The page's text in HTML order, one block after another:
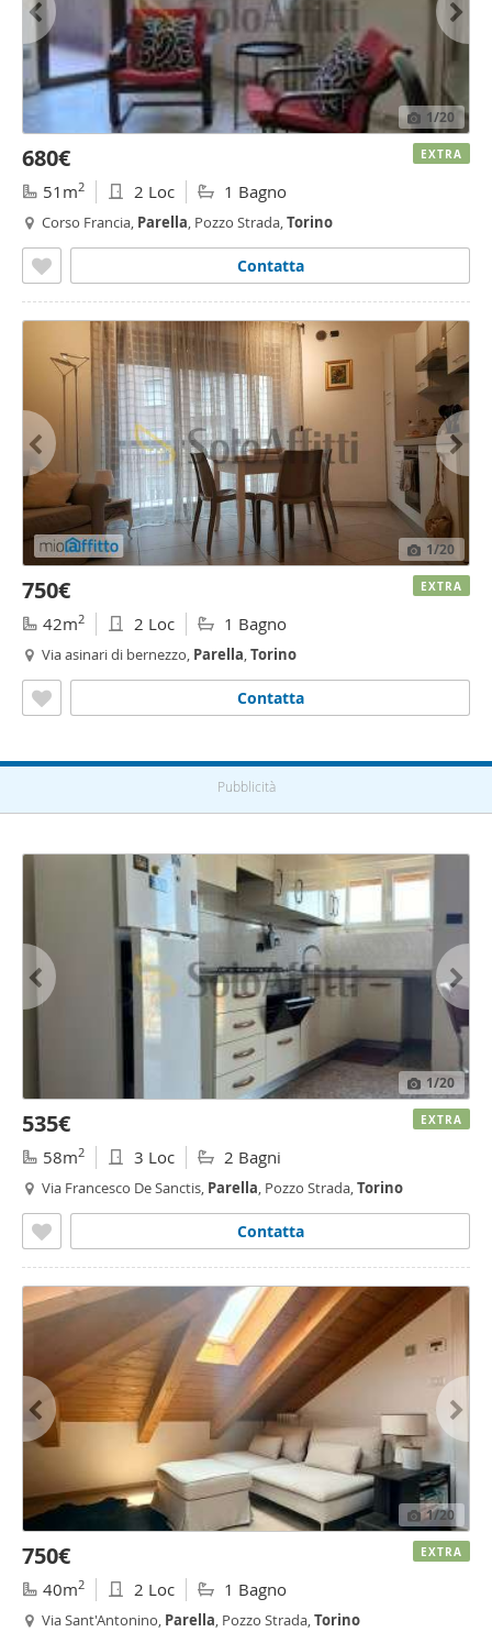
1/20
680€
51m2 2 Loc 1 Bagno
Corso Francia, Parella, Pozzo Strada,Torino
Contatta
EXTRA
1/20
750€
42m2 2 Loc 1 Bagno
Via asinari di bernezzo, Parella,Torino
Contatta
EXTRA
Pubblicità
1/20
535€
58m2 3 Loc 2 Bagni
Via Francesco De Sanctis, Parella, Pozzo Strada,Torino
Contatta
EXTRA
1/20
750€
40m2 2 Loc 1 Bagno
Via Sant'Antonino, Parella, Pozzo Strada,Torino
EXTRA